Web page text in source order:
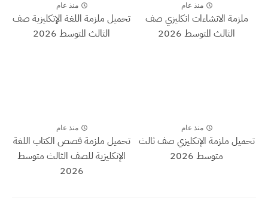
منذ عام
ملزمة الانشاءات انكليزي صف
الثالث المتوسط 2026
منذ عام
تحميل ملزمة اللغة الإنكليزية صف
الثالث المتوسط 2026
منذ عام
تحميل ملزمة الإنكليزي صف ثالث
متوسط 2026
منذ عام
تحميل ملزمة قصص الكتاب اللغة
الإنكليزية للصف الثالث متوسط
2026